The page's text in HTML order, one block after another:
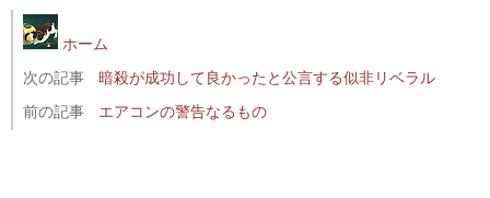
ホーム
次の記事
暗殺が成功して良かったと公言する似非リベラル
前の記事
エアコンの警告なるもの